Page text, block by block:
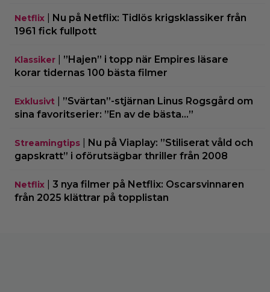
Netflix
Nu på Netflix: Tidlös krigsklassiker från
1961 fick fullpott
Klassiker
”Hajen” i topp när Empires läsare
korar tidernas 100 bästa filmer
Exklusivt
”Svärtan”-stjärnan Linus Rogsgård om
sina favoritserier: ”En av de bästa…”
Streamingtips
Nu på Viaplay: ”Stiliserat våld och
gapskratt” i oförutsägbar thriller från 2008
Netflix
3 nya filmer på Netflix: Oscarsvinnaren
från 2025 klättrar på topplistan